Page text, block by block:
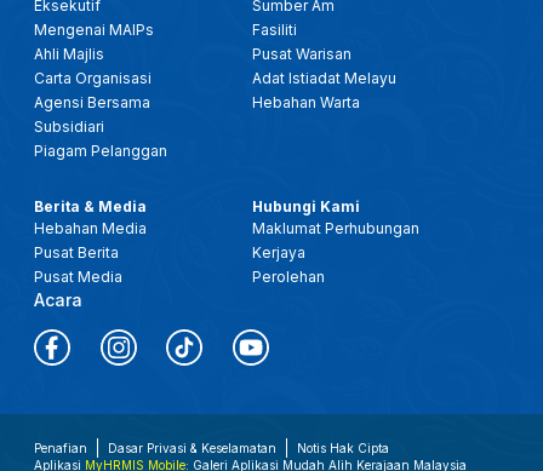
Eksekutif
Mengenai MAIPs
Ahli Majlis
Carta Organisasi
Agensi Bersama
Subsidiari
Piagam Pelanggan
Sumber Am
Fasiliti
Pusat Warisan
Adat Istiadat Melayu
Hebahan Warta
Berita & Media
Hebahan Media
Pusat Berita
Pusat Media
Acara
Hubungi Kami
Maklumat Perhubungan
Kerjaya
Perolehan
Penafian Dasar Privasi & Keselamatan
Notis Hak Cipta
Aplikasi MyHRMIS Mobile: Galeri Aplikasi Mudah Alih Kerajaan Malaysia